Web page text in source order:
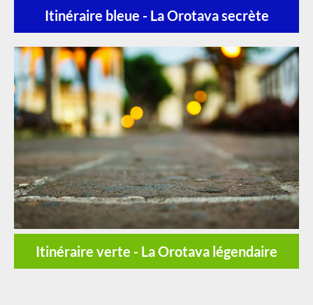
Itinéraire bleue - La Orotava secrète
Itinéraire verte - La Orotava légendaire